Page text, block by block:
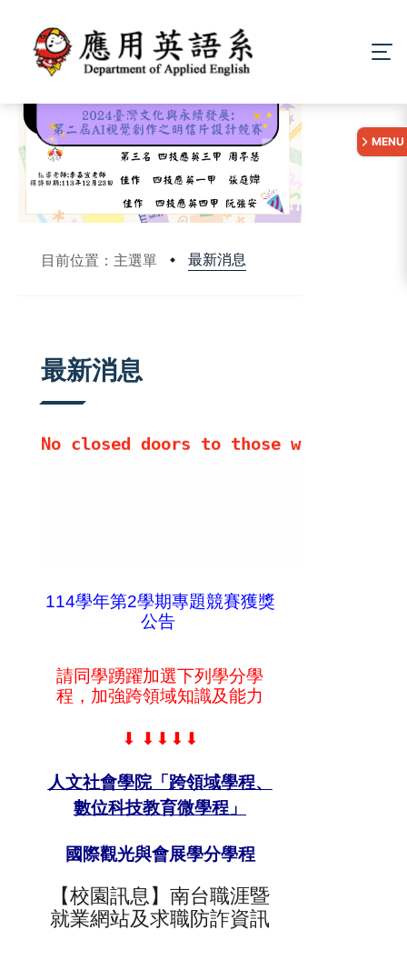
目前位置：主選單 最新消息
MENU
最新消息
114學年第2學期專題競賽獲獎
公告
請同學踴躍加選下列學分學
程，加強跨領域知識及能力
⬇ ⬇⬇⬇⬇
人文社會學院「跨領域學程、
數位科技教育微學程」
國際觀光與會展學分學程
【校園訊息】 南台職涯暨
就業網站及求職防詐資訊